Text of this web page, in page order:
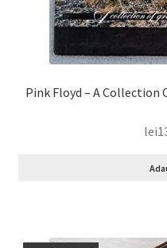
Pink Floyd – A Collection Of
lei